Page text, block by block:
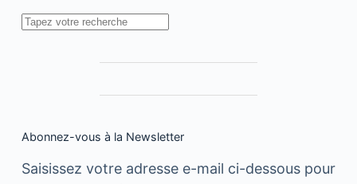
Rechercher
Abonnez-vous à la Newsletter
Saisissez votre adresse e-mail ci-dessous pour